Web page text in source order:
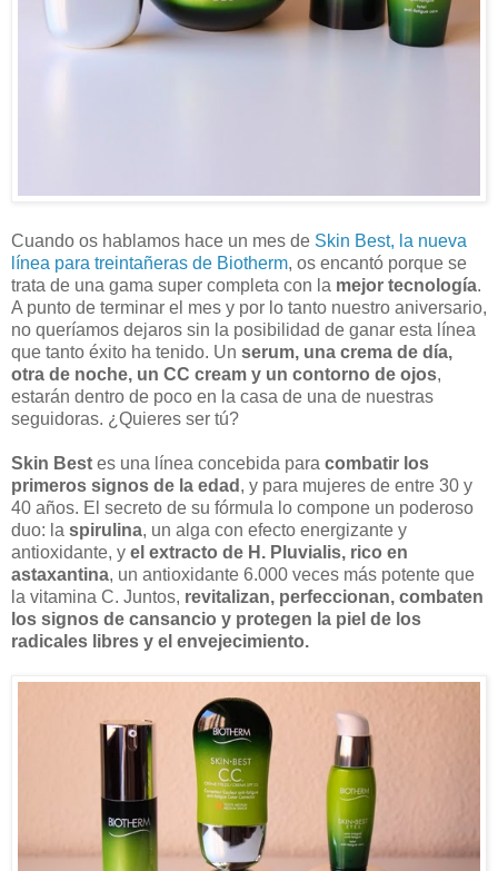
Cuando os hablamos hace un mes de Skin Best, la nueva
línea para treintañeras de Biotherm, os encantó porque se
trata de una gama super completa con la mejor tecnología.
A punto de terminar el mes y por lo tanto nuestro aniversario,
no queríamos dejaros sin la posibilidad de ganar esta línea
que tanto éxito ha tenido. Un serum, una crema de día,
otra de noche, un CC cream y un contorno de ojos,
estarán dentro de poco en la casa de una de nuestras
seguidoras. ¿Quieres ser tú?
Skin Best es una línea concebida para combatir los
primeros signos de la edad , y para mujeres de entre 30 y
40 años. El secreto de su fórmula lo compone un poderoso
duo: la spirulina, un alga con efecto energizante y
antioxidante, y el extracto de H. Pluvialis, rico en
astaxantina, un antioxidante 6.000 veces más potente que
la vitamina C. Juntos, revitalizan, perfeccionan, combaten
los signos de cansancio y protegen la piel de los
radicales libres y el envejecimiento.